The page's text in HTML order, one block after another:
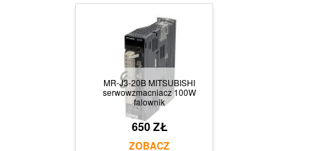
MR-J3-20B MITSUBISHI
serwowzmacniacz 100W
falownik
650 ZŁ